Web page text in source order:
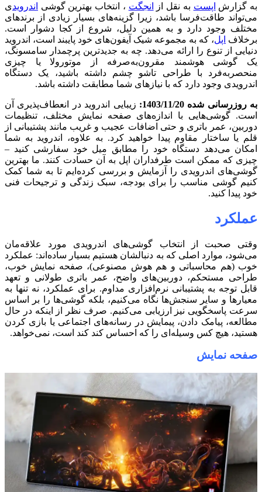
به گزارش اپست به نقل از انجگت ، انتخاب بهترین گوشی اندرویدی
می‌تواند طاقت‌فرسا باشد، زیرا گزینه‌های بسیار زیادی از برندهای
مختلف وجود دارد و به همین دلیل، شروع از کجا دشوار است.
برخلاف اپل، که به مجموعه شیک آیفون‌های خود پایبند است، اندروید
دنیایی از تنوع را ارائه می‌دهد. چه به جدیدترین پرچمدار سامسونگ،
یک گوشی هوشمند مقرون‌به‌صرفه از موتورولا یا چیزی
منحصربه‌فرد با طراحی تاشو چشم داشته باشید، یک دستگاه
اندرویدی وجود دارد که با نیازهای شما مطابقت داشته باشد.
به روزرسانی شده 1403/11/20:
زیبایی اندروید در انعطاف‌پذیری آن
است. گوشی‌هایی با اندازه‌های صفحه نمایش مختلف، تنظیمات
دوربین، عمر باتری و حتی اضافات عجیب و غریب مانند پشتیبانی از
قلم یا ساختار مقاوم پیدا خواهید کرد. به علاوه، اندروید به شما
امکان می‌دهد دستگاه خود را مطابق میل خود سفارشی کنید –
چیزی که ممکن است طرفداران اپل به آن حسادت کنند. ما بهترین
گوشی‌های اندرویدی را آزمایش و بررسی کرده‌ایم تا به شما کمک
کنیم گوشی مناسب را برای بودجه، سبک زندگی و ترجیحات فنی
خود پیدا کنید.
عملکرد
وقتی صحبت از انتخاب گوشی‌های اندرویدی مورد علاقه‌مان
می‌شود، موارد اصلی که به دنبالشان هستیم بسیار ساده‌اند: عملکرد
خوب (هم محاسباتی و هم هوش مصنوعی)، صفحه نمایش خوب،
طراحی مستحکم، دوربین‌های واضح، عمر باتری طولانی و تعهد
قابل توجه به پشتیبانی نرم‌افزاری مداوم. برای عملکرد، نه تنها به
معیارها و سایر سنجش‌ها نگاه می‌کنیم، بلکه گوشی‌ها را بر اساس
سرعت پاسخگویی نیز ارزیابی می‌کنیم. صرف نظر از اینکه در حال
مطالعه، پیامک دادن، پیمایش در رسانه‌های اجتماعی یا بازی کردن
هستید، هیچ کس وسیله‌ای را که احساس کند کند است، نمی‌خواهد.
صفحه نمایش